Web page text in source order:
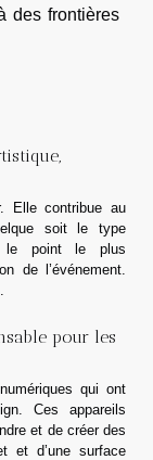
des frontières
Elle contribue au
soit le type
le point le plus
de l’événement.
pour les
qui ont
Ces appareils
et de créer des
et d’une surface